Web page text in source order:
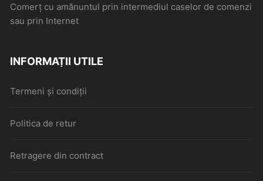
Comerţ cu amănuntul prin intermediul caselor de comenzi
sau prin Internet
INFORMAȚII UTILE
Termeni și condiții
Politica de retur
Retragere din contract